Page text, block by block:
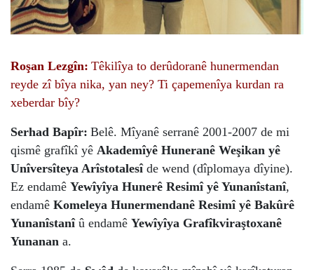
Roşan Lezgîn: Têkilîya to derûdoranê hunermendan
reyde zî bîya nika, yan ney? Ti çapemenîya kurdan ra
xeberdar bîy?
Serhad Bapîr: Belê. Mîyanê serranê 2001-2007 de mi
qismê grafîkî yê Akademîyê Huneranê Weşikan yê
Unîversîteya Arîstotalesîde wend (dîplomaya dîyine).
Ez endamê Yewîyîya Hunerê Resimî yê Yunanîstanî,
endamê Komeleya Hunermendanê Resimî yê Bakûrê
Yunanîstanîû endamê Yewîyîya Grafîkviraştoxanê
Yunanan a.